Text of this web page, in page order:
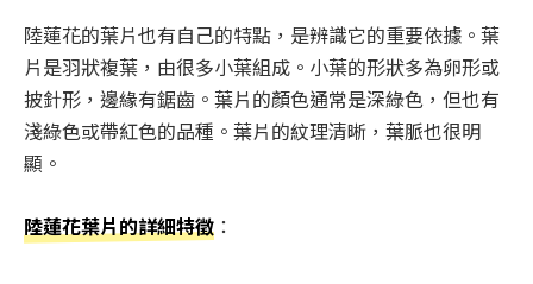
陸蓮花的葉片也有自己的特點，是辨識它的重要依據。葉
片是羽狀複葉，由很多小葉組成。小葉的形狀多為卵形或
披針形，邊緣有鋸齒。葉片的顏色通常是深綠色，但也有
淺綠色或帶紅色的品種。葉片的紋理清晰，葉脈也很明
顯。
陸蓮花葉片的詳細特徵 ：